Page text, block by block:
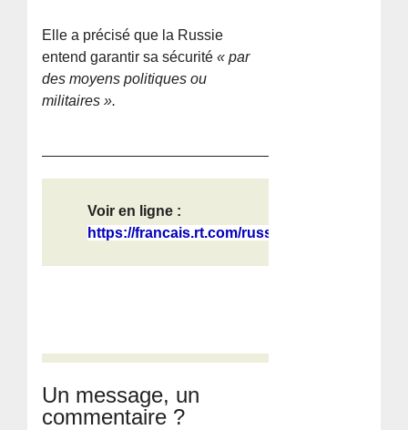
Elle a précisé que la Russie
entend garantir sa sécurité« par
des moyens politiques ou
militaires ».
Voir en ligne :
https://francais.rt.com/russie/1301...
Un message, un
commentaire ?